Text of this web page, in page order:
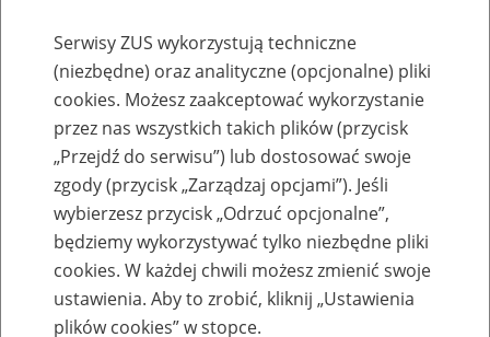
Komunikaty
Serwisy ZUS wykorzystują techniczne
(niezbędne) oraz analityczne (opcjonalne) pliki
cookies. Możesz zaakceptować wykorzystanie
przez nas wszystkich takich plików (przycisk
„Przejdź do serwisu”) lub dostosować swoje
zgody (przycisk „Zarządzaj opcjami”). Jeśli
wybierzesz przycisk „Odrzuć opcjonalne”,
będziemy wykorzystywać tylko niezbędne pliki
cookies. W każdej chwili możesz zmienić swoje
ustawienia. Aby to zrobić, kliknij „Ustawienia
plików cookies” w stopce.